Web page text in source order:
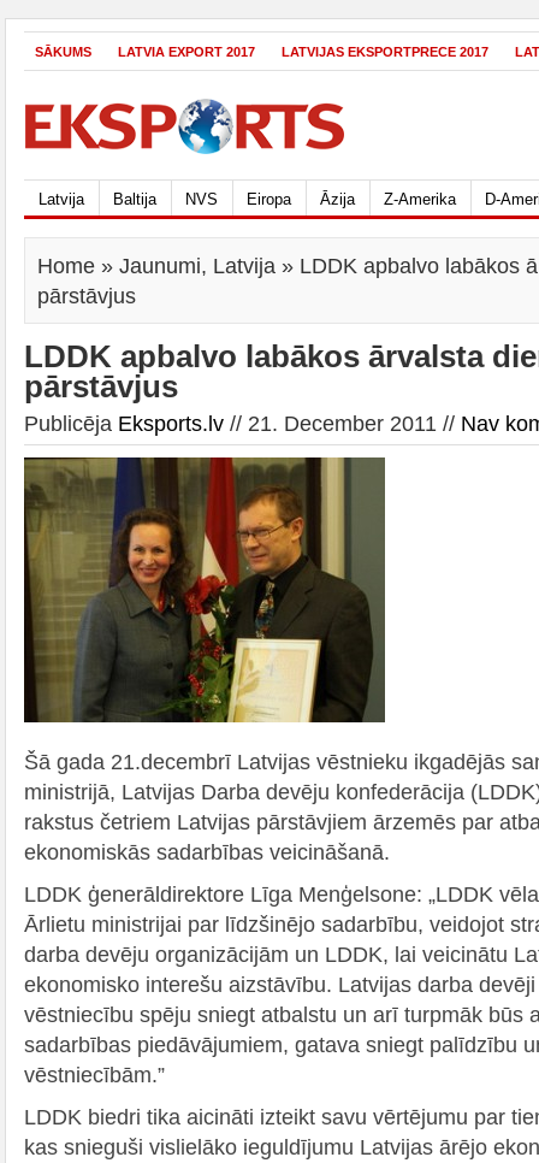
SĀKUMS LATVIA EXPORT 2017 LATVIJAS EKSPORTPRECE 2017
Latvija Baltija NVS Eiropa Āzija Z-Amerika D-
Home » Jaunumi, Latvija » LDDK apbalvo labākos
pārstāvjus
LDDK apbalvo labākos ārvalsta
pārstāvjus
Publicēja Eksports.lv // 21. December 2011 // Nav
Šā gada 21.decembrī Latvijas vēstnieku ikgadējās
ministrijā, Latvijas Darba devēju konfederācija
rakstus četriem Latvijas pārstāvjiem ārzemēs par
ekonomiskās sadarbības veicināšanā.
LDDK ģenerāldirektore Līga Menģelsone: „LDDK
Ārlietu ministrijai par līdzšinējo sadarbību, veidojot
darba devēju organizācijām un LDDK, lai veicinātu
ekonomisko interešu aizstāvību. Latvijas darba
vēstniecību spēju sniegt atbalstu un arī turpmāk būs
sadarbības piedāvājumiem, gatava sniegt palīdzību
vēstniecībām.”
LDDK biedri tika aicināti izteikt savu vērtējumu par
kas snieguši vislielāko ieguldījumu Latvijas ārējo